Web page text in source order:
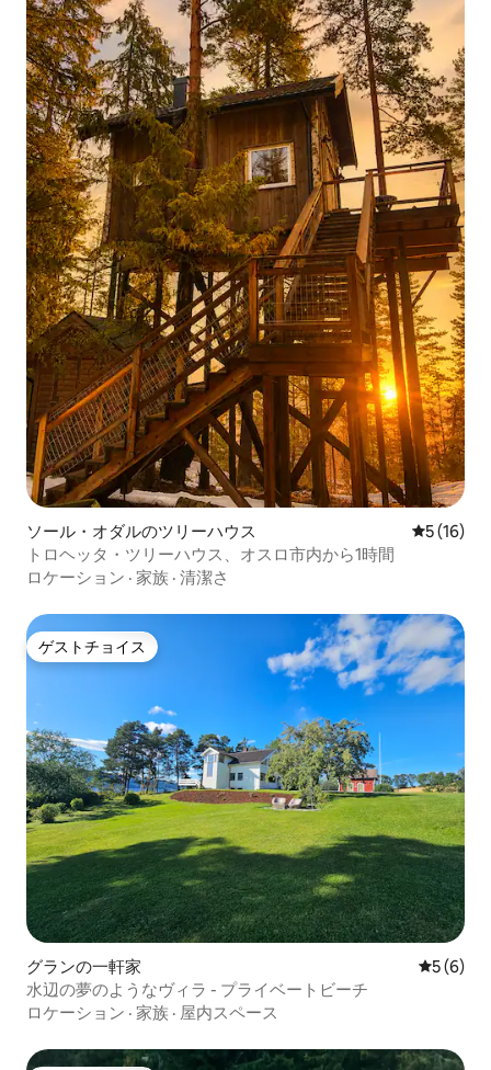
ソール・オダルのツリーハウス レビュー
5 (16)
トロヘッタ・ツリーハウス、オスロ市内から1時間
ロケーション · 家族 · 清潔さ
ゲストチョイス
ゲストチョイス
グランの一軒家 レビュー
5 (6)
水辺の夢のようなヴィラ - プライベートビーチ
ロケーション · 家族 · 屋内スペース